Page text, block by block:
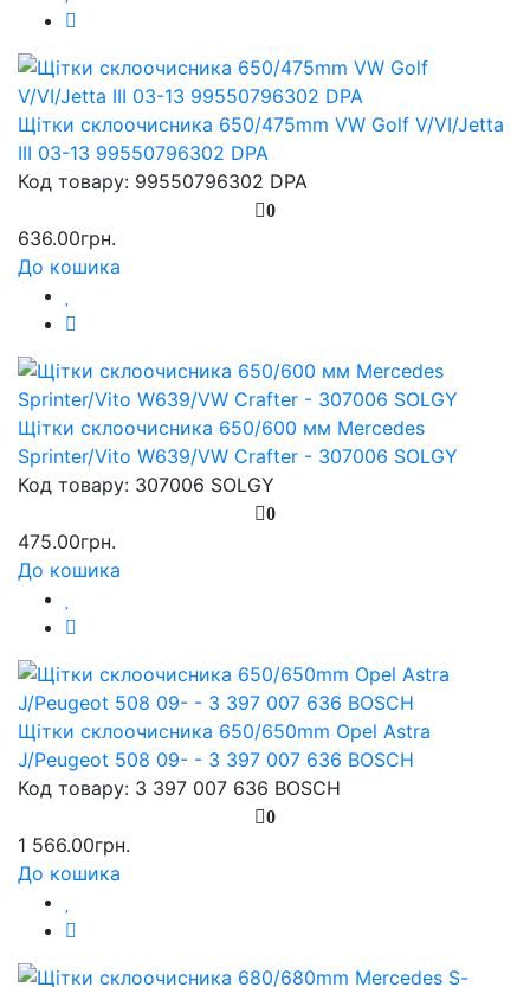
Щітки склоочисника 650/475mm VW Golf V/VI/Jetta
III 03-13 99550796302 DPA
Код товару: 99550796302 DPA
0
636.00грн.
До кошика
Щітки склоочисника 650/600 мм Mercedes
Sprinter/Vito W639/VW Crafter - 307006 SOLGY
Код товару: 307006 SOLGY
0
475.00грн.
До кошика
Щітки склоочисника 650/650mm Opel Astra
J/Peugeot 508 09- - 3 397 007 636 BOSCH
Код товару: 3 397 007 636 BOSCH
0
1 566.00грн.
До кошика